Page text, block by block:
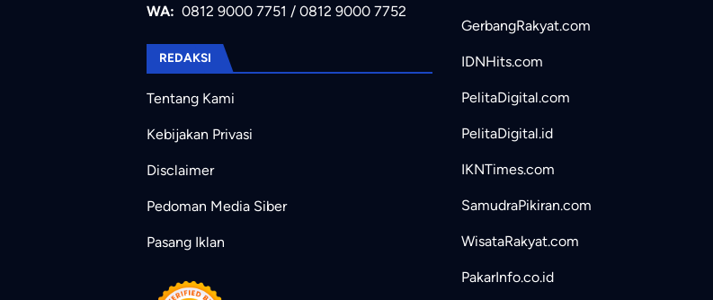
WA: 0812 9000 7751 / 0812 9000 7752
REDAKSI
Tentang Kami
Kebijakan Privasi
Disclaimer
Pedoman Media Siber
Pasang Iklan
GerbangRakyat.com
IDNHits.com
PelitaDigital.com
PelitaDigital.id
IKNTimes.com
SamudraPikiran.com
WisataRakyat.com
PakarInfo.co.id